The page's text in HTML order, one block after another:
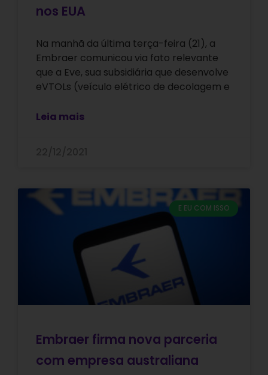
nos EUA
Na manhã da última terça-feira (21), a
Embraer comunicou via fato relevante
que a Eve, sua subsidiária que desenvolve
eVTOLs (veículo elétrico de decolagem e
Leia mais
E EU COM ISSO
Embraer firma nova parceria
com empresa australiana